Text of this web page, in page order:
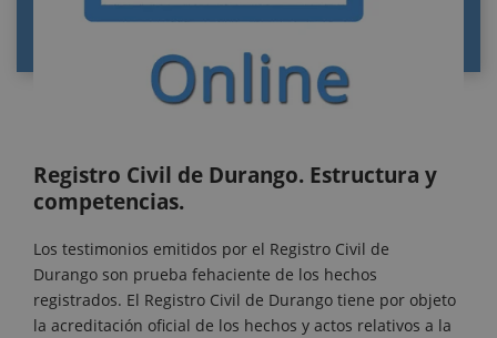
oficiales
Registro Civil de Durango. Estructura y
competencias.
Los testimonios emitidos por el Registro Civil de
Durango son prueba fehaciente de los hechos
registrados. El Registro Civil de Durango tiene por objeto
la acreditación oficial de los hechos y actos relativos a la